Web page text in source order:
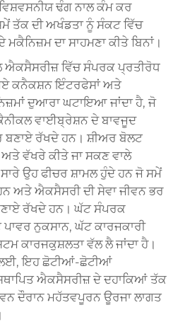
ਢੰਗ ਨਾਲ ਕੰਮ ਕਰ
ਤੱਕ ਦੀ ਅਖੰਡਤਾ ਨੂੰ ਸੰਕਟ ਵਿੱਚ
ਮਕੈਨਿਜ਼ਮ ਦਾ ਸਾਹਮਣਾ ਕੀਤੇ ਬਿਨਾਂ।
ਵਿੱਚ ਸੰਪਰਕ ਪ੍ਰਤੀਰੋਧ
ਕਨੈਕਸ਼ਨ ਇੰਟਰਫੇਸਾਂ ਅਤੇ
ਦੁਆਰਾ ਘਟਾਇਆ ਜਾਂਦਾ ਹੈ, ਜੋ
ਵਾਈਬ੍ਰੇਸ਼ਨ ਦੇ ਬਾਵਜੂਦ
ਬਣਾਏ ਰੱਖਦੇ ਹਨ। ਸ਼ੀਅਰ ਬੋਲਟ
ਵੱਖਰੇ ਕੀਤੇ ਜਾ ਸਕਣ ਵਾਲੇ
ਉਹ ਫੀਚਰ ਸ਼ਾਮਲ ਹੁੰਦੇ ਹਨ ਜੋ ਸਮੇਂ
ਅਤੇ ਐਕਸੈਸਰੀ ਦੀ ਸੇਵਾ ਜੀਵਨ ਭਰ
ਰੱਖਦੇ ਹਨ। ਘੱਟ ਸੰਪਰਕ
ਨੁਕਸਾਨ, ਘੱਟ ਕਾਰਜਕਾਰੀ
ਕਾਰਜਕੁਸ਼ਲਤਾ ਵੱਲ ਲੈ ਜਾਂਦਾ ਹੈ।
ਇਹ ਛੋਟੀਆਂ-ਛੋਟੀਆਂ
ਐਕਸੈਸਰੀਜ਼ ਦੇ ਦਹਾਕਿਆਂ ਤੱਕ
ਦੌਰਾਨ ਮਹੱਤਵਪੂਰਨ ਊਰਜਾ ਲਾਗਤ